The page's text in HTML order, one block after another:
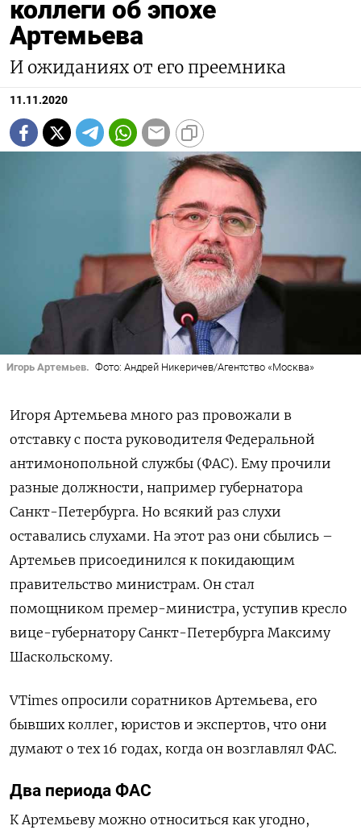
ПОДПИСАТЬСЯ
коллеги об эпохе
Артемьева
И ожиданиях от его преемника
11.11.2020
Игорь Артемьев. Фото: Андрей Никеричев/Агентство «Москва»
Игоря Артемьева много раз провожали в
отставку с поста руководителя Федеральной
антимонопольной службы (ФАС). Ему прочили
разные должности, например губернатора
Санкт-Петербурга. Но всякий раз слухи
оставались слухами. На этот раз они сбылись –
Артемьев присоединился к покидающим
правительство министрам. Он стал
помощником премер-министра, уступив кресло
вице-губернатору Санкт-Петербурга Максиму
Шаскольскому.
VTimes опросили соратников Артемьева, его
бывших коллег, юристов и экспертов, что они
думают о тех 16 годах, когда он возглавлял ФАС.
Два периода ФАС
К Артемьеву можно относиться как угодно,